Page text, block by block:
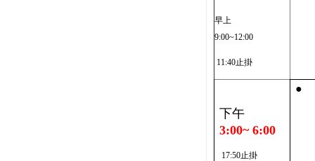
早上
9:00~12:00
11:40止掛
下午
3:00~ 6:00
17:50止掛
●